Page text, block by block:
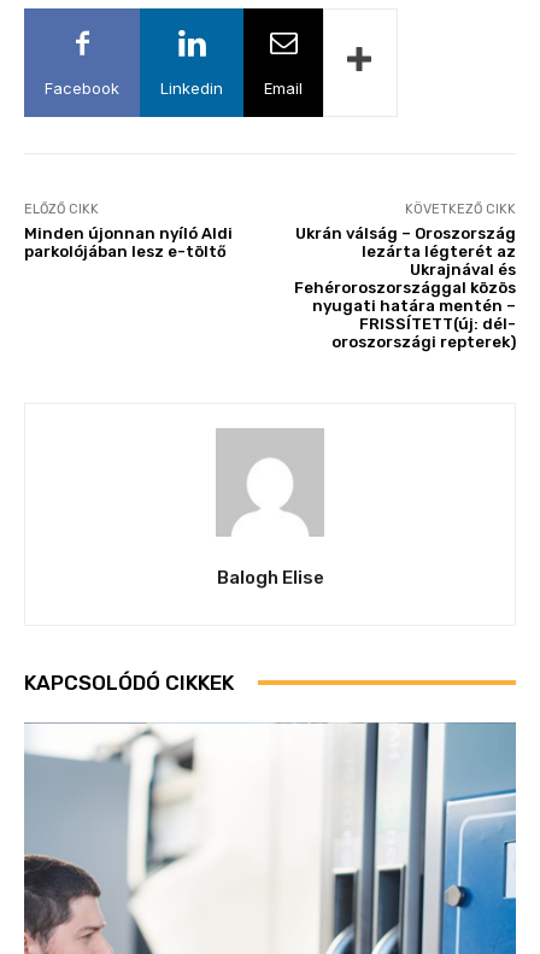
Facebook Linkedin Email
ELŐZŐ CIKK
Minden újonnan nyíló Aldi
parkolójában lesz e-töltő
KÖVETKEZŐ CIKK
Ukrán válság – Oroszország
lezárta légterét az
Ukrajnával és
Fehéroroszországgal közös
nyugati határa mentén –
FRISSÍTETT(új: dél-
oroszországi repterek)
Balogh Elise
KAPCSOLÓDÓ CIKKEK